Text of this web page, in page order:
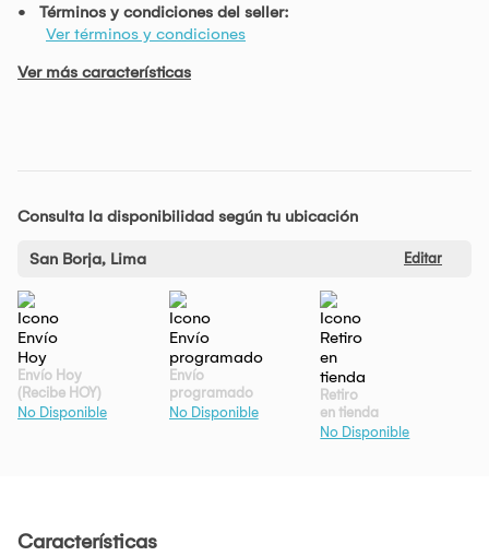
Términos y condiciones del seller:
Ver términos y condiciones
Ver más características
Consulta la disponibilidad según tu ubicación
San Borja, Lima Editar
Envío Hoy
(Recibe HOY)
No Disponible
Envío
programado
No Disponible
Retiro
en tienda
No Disponible
Características